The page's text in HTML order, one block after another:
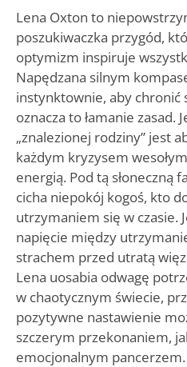
Lena Oxton to
poszukiwaczka przygód,
optymizm inspiruje
Napędzana silnym
instynktownie, aby chronić
oznacza to łamanie zasad.
„znalezionej rodziny” jest
każdym kryzysem
energią. Pod tą słoneczną
cicha niepokój kogoś, kto
utrzymaniem się w czasie.
napięcie między
strachem przed utratą
Lena uosabia odwagę
w chaotycznym świecie,
pozytywne nastawienie
szczerym przekonaniem,
emocjonalnym pancerzem.